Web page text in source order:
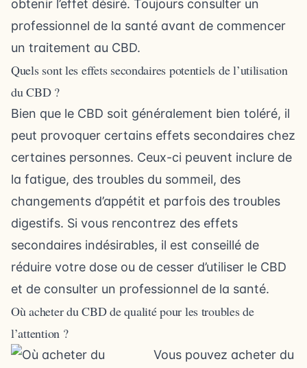
obtenir l’effet désiré. Toujours consulter un
professionnel de la santé avant de commencer
un traitement au CBD.
Quels sont les effets secondaires potentiels de l’utilisation
du CBD ?
Bien que le CBD soit généralement bien toléré, il
peut provoquer certains effets secondaires chez
certaines personnes. Ceux-ci peuvent inclure de
la fatigue, des troubles du sommeil, des
changements d’appétit et parfois des troubles
digestifs. Si vous rencontrez des effets
secondaires indésirables, il est conseillé de
réduire votre dose ou de cesser d’utiliser le CBD
et de consulter un professionnel de la santé.
Où acheter du CBD de qualité pour les troubles de
l’attention ?
Vous pouvez acheter du